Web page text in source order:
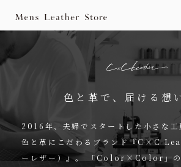
Mens Leather Store（
色と革で、届ける想
2016年、夫婦でスタートした小さな工
色と革にこだわるブランド『C×C
ーレザー）』。 「Color×Color」の